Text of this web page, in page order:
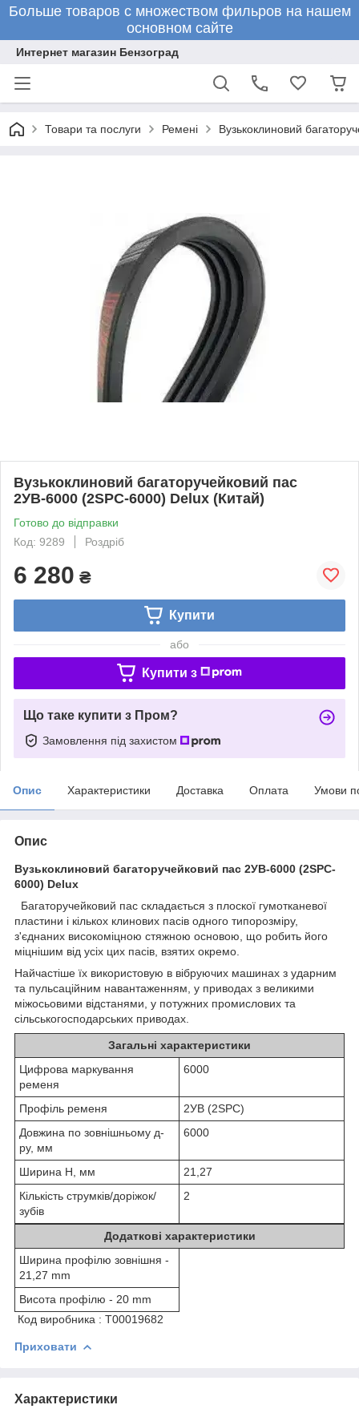
Больше товаров с множеством фильров на нашем
основном сайте
Интернет магазин Бензоград
Товари та послуги Ремені Вузькоклиновий
Вузькоклиновий багаторучейковий пас
2УВ-6000 (2SPC-6000) Delux (Китай)
Готово до відправки
Код: 9289
Роздріб
6 280 ₴
Купити
або
Купити з
Що таке купити з Пром?
Замовлення під захистом
Опис Характеристики Доставка Оплата Умови
Опис
Вузькоклиновий багаторучейковий пас 2УВ-6000 (2SPC-
6000) Delux
Багаторучейковий пас складається з плоскої гумотканевої
пластини і кількох клинових пасів одного типорозміру,
з'єднаних високоміцною стяжною основою, що робить його
міцнішим від усіх цих пасів, взятих окремо.
Найчастіше їх використовую в вібруючих машинах з ударним
та пульсаційним навантаженням, у приводах з великими
міжосьовими відстанями, у потужних промислових та
сільськогосподарських приводах.
Загальні характеристики
Цифрова маркування
ременя
6000
Профіль ременя
2УВ (2SPC)
Довжина по зовнішньому д-
ру, мм
6000
Ширина H, мм
21,27
Кількість струмків/доріжок/
зубів
2
Додаткові характеристики
Ширина профілю зовнішня -
21,27 mm
Висота профілю - 20 mm
Код виробника : Т00019682
Приховати
Характеристики